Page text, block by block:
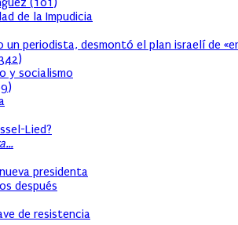
de la Impudicia
periodista, desmontó el plan israelí de
342)
y socialismo
)
Lied?
presidenta
después
de resistencia